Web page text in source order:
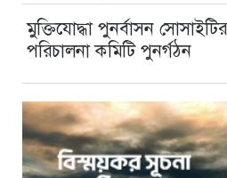
মুক্তিযোদ্ধা পুনর্বাসন সোসাইটির
পরিচালনা কমিটি পুনর্গঠন